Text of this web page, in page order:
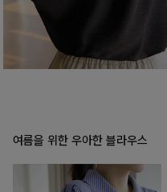
여름을 위한 우아한 블라우스